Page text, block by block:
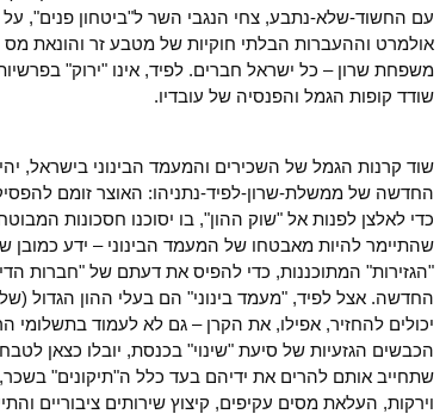
עם החשוד-שלא-נתבע, צחי הנגבי השר ל"ביטחון פנים",
אולמרט וההעברות הבלתי חוקיות של מטבע זר והונאת
משפחת שרון – כל ישראל חברים. לפיד, אינו "ירוק"
שודד קופות הגמל והפנסיה של עובדיו.
שוד קרנות הגמל של השכירים והמעמד הבינוני בישראל,
החדשה של ממשלת-שרון-לפיד-נתניהו: האוצר זומם
כדי לאלצן לפנות אל "שוק ההון", בו יסוכנו חסכונות
שהתיימר להיות מאבטחו של המעמד הבינוני – ידע
"הגזירות" המתוכננות, כדי להפיס את דעתם של "חברות
החדשה. אצל לפיד, "מעמד בינוני" הם בעלי ההון הגדול
יכולים להחזיר, אפילו, את הקרן – גם לא לעמוד בתשלומי
הכבשים הגזעיות של סיעת "שינוי" בכנסת, יובלו כצאן
שתחייב אותם להרים את ידיהם בעד כלל ה"תיקונים"
וירקות, העלאת מסים עקיפים, קיצוץ שירותים ציבוריים